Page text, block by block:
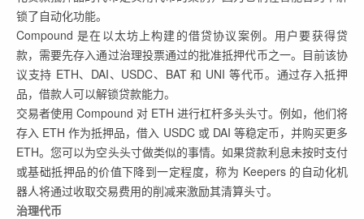
锁了自动化功能。
Compound 是在以太坊上构建的借贷协议案例。用户要获得贷
款，需要先存入通过治理投票通过的批准抵押代币之一。目前该协
议支持 ETH、DAI、USDC、BAT 和 UNI 等代币。通过存入抵押
品，借款人可以解锁贷款能力。
交易者使用 Compound 对 ETH 进行杠杆多头头寸。例如，他们将
存入 ETH 作为抵押品，借入 USDC 或 DAI 等稳定币，并购买更多
ETH。您可以为空头头寸做类似的事情。如果贷款利息未按时支付
或基础抵押品的价值下降到一定程度，称为 Keepers 的自动化机
器人将通过收取交易费用的削减来激励其清算头寸。
治理代币